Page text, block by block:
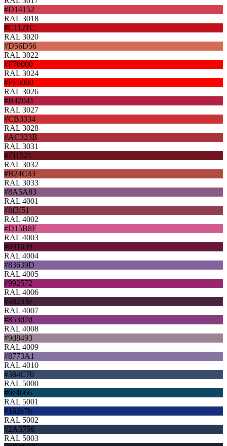
#D14152
RAL 3018
#C1121C
RAL 3020
#D56D56
RAL 3022
#F70000
RAL 3024
#FF0000
RAL 3026
#B42041
RAL 3027
#CB3334
RAL 3028
#AC323B
RAL 3031
#711521
RAL 3032
#B24C43
RAL 3033
#8A5A83
RAL 4001
#8f3f51
RAL 4002
#D15B8F
RAL 4003
#691639
RAL 4004
#83639D
RAL 4005
#992572
RAL 4006
#48233e
RAL 4007
#853d7d
RAL 4008
#9d8493
RAL 4009
#8773A1
RAL 4010
#384C70
RAL 5000
#0e4666
RAL 5001
#162e7b
RAL 5002
#2A3756
RAL 5003